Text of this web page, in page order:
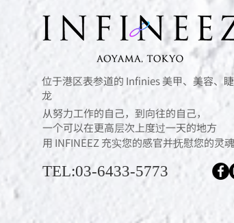
位于港区表参道的 Infinies 美甲、美容、
龙
从努力工作的自己，到向往的自己，
一个可以在更高层次上度过一天的地方
用 INFINEEZ 充实您的感官并抚慰您的灵
TEL:03-6433-5773